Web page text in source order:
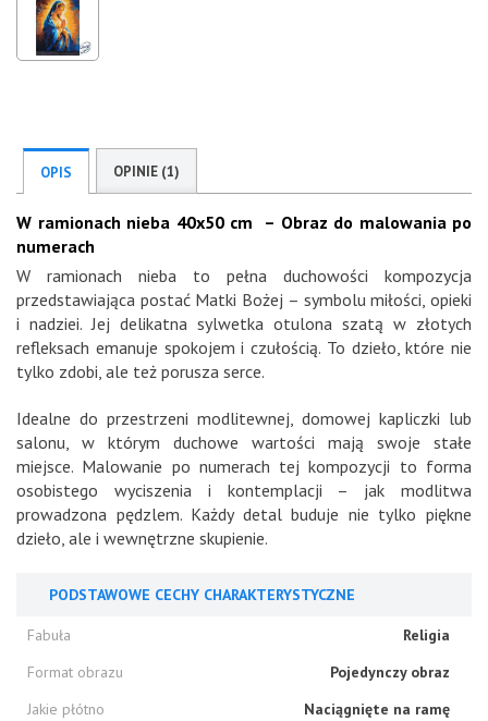
OPIS OPINIE (1)
W ramionach nieba 40x50 cm – Obraz do malowania po
numerach
W ramionach nieba to pełna duchowości kompozycja
przedstawiająca postać Matki Bożej – symbolu miłości, opieki
i nadziei. Jej delikatna sylwetka otulona szatą w złotych
refleksach emanuje spokojem i czułością. To dzieło, które nie
tylko zdobi, ale też porusza serce.
Idealne do przestrzeni modlitewnej, domowej kapliczki lub
salonu, w którym duchowe wartości mają swoje stałe
miejsce. Malowanie po numerach tej kompozycji to forma
osobistego wyciszenia i kontemplacji – jak modlitwa
prowadzona pędzlem. Każdy detal buduje nie tylko piękne
dzieło, ale i wewnętrzne skupienie.
PODSTAWOWE CECHY CHARAKTERYSTYCZNE
Fabuła
Religia
Format obrazu
Pojedynczy obraz
Jakie płótno
Naciągnięte na ramę